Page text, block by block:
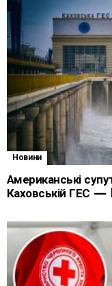
Новини
Американські
Каховській ГЕС —